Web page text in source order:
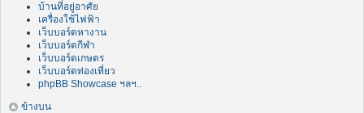
บ้านที่อยู่อาศัย
เครื่องใช้ไฟฟ้า
เว็บบอร์ดหางาน
เว็บบอร์ดกีฬา
เว็บบอร์ดเกษตร
เว็บบอร์ดท่องเที่ยว
phpBB Showcase ฯลฯ..
ข้างบน